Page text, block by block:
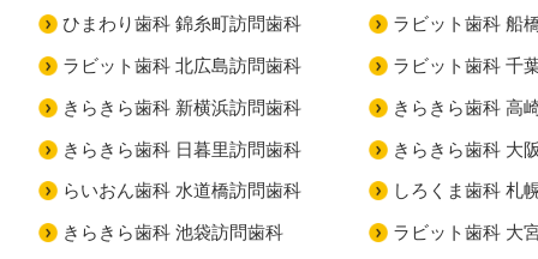
ひまわり歯科 錦糸町訪問歯科 ラビット歯科 船
ラビット歯科 北広島訪問歯科 ラビット歯科 千
きらきら歯科 新横浜訪問歯科 きらきら歯科 高
きらきら歯科 日暮里訪問歯科 きらきら歯科 大
らいおん歯科 水道橋訪問歯科 しろくま歯科 札
きらきら歯科 池袋訪問歯科 ラビット歯科 大